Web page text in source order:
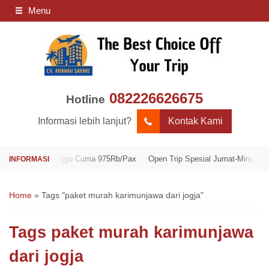
Menu
Hotline 082226626675
Informasi lebih lanjut? Kontak Kami
Minggu Cuma 975Rb/Pax Open Trip Spesial Jumat-Minggu Cuma
Home » Tags "paket murah karimunjawa dari jogja"
Tags paket murah karimunjawa
dari jogja